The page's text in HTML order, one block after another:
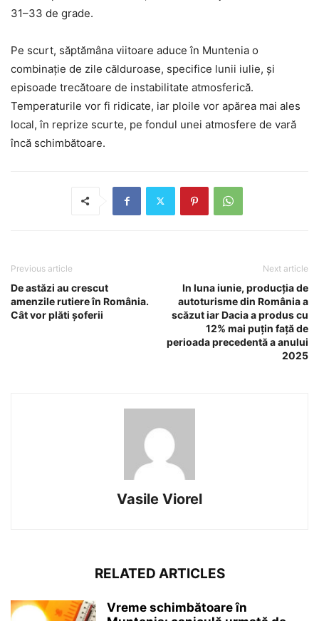
31–33 de grade.
Pe scurt, săptămâna viitoare aduce în Muntenia o
combinație de zile călduroase, specifice lunii iulie, și
episoade trecătoare de instabilitate atmosferică.
Temperaturile vor fi ridicate, iar ploile vor apărea mai ales
local, în reprize scurte, pe fondul unei atmosfere de vară
încă schimbătoare.
Previous article
De astăzi au crescut
amenzile rutiere în România.
Cât vor plăti șoferii
Next article
In luna iunie, producția de
autoturisme din România a
scăzut iar Dacia a produs cu
12% mai puțin față de
perioada precedentă a anului
2025
Vasile Viorel
RELATED ARTICLES
Vreme schimbătoare în